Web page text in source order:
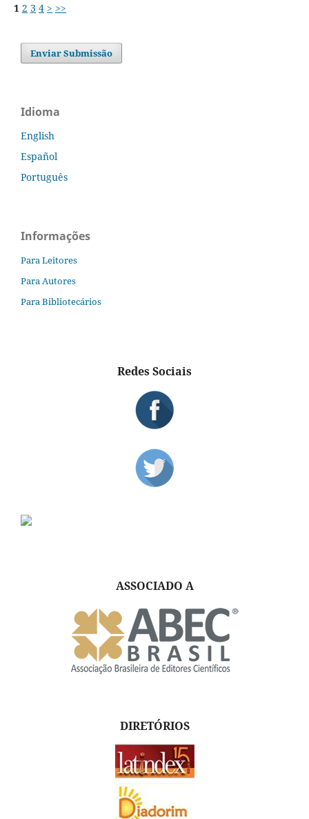
1 2 3 4 > >>
Enviar Submissão
Idioma
English
Español
Português
Informações
Para Leitores
Para Autores
Para Bibliotecários
Redes Sociais
ASSOCIADO A
DIRETÓRIOS